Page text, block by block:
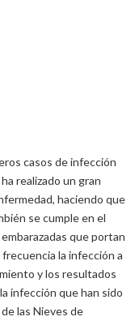
casos de infección
realizado un gran
haciendo que
se cumple en el
que portan
la infección a
y los resultados
infección que han sido
las Nieves de